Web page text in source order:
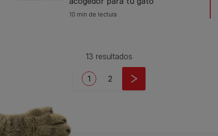
10 min de lectura
13 resultados
Current page
1 Page
2